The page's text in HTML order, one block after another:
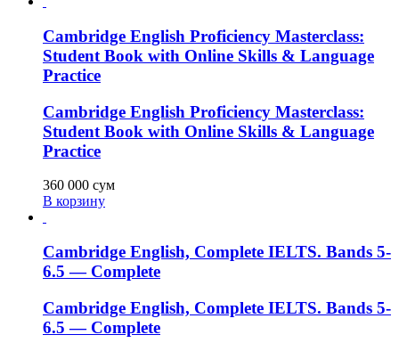
Cambridge English Proficiency Masterclass:
Student Book with Online Skills & Language
Practice
Cambridge English Proficiency Masterclass:
Student Book with Online Skills & Language
Practice
360 000 сум
В корзину
Cambridge English, Complete IELTS. Bands 5-
6.5 — Complete
Cambridge English, Complete IELTS. Bands 5-
6.5 — Complete